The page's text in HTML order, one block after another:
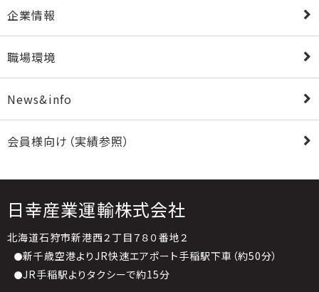
企業情報
職場環境
News&info
会員様向け（実績参照）
日幸産業運輸株式会社
北海道石狩市新港西２丁目７８０番地２
新千歳空港よりJR快速エアポート手稲駅下車（約50分）
JR手稲駅よりタクシーで約15分